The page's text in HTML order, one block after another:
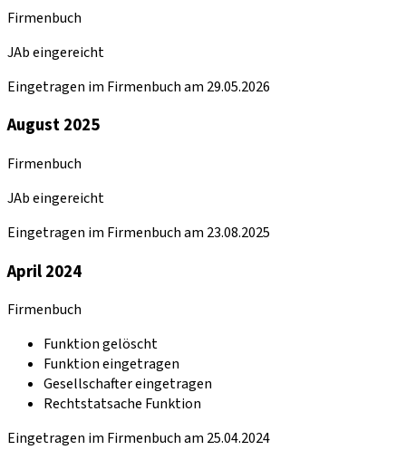
Firmenbuch
JAb eingereicht
Eingetragen im Firmenbuch am 29.05.2026
August 2025
Firmenbuch
JAb eingereicht
Eingetragen im Firmenbuch am 23.08.2025
April 2024
Firmenbuch
Funktion gelöscht
Funktion eingetragen
Gesellschafter eingetragen
Rechtstatsache Funktion
Eingetragen im Firmenbuch am 25.04.2024